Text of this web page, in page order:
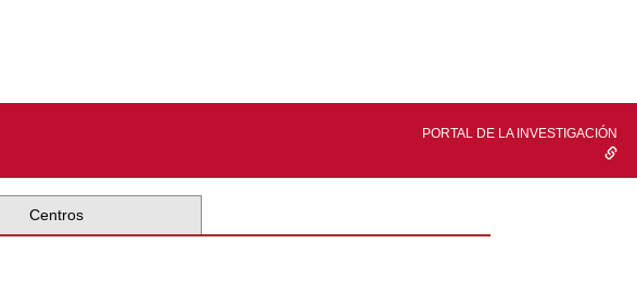
PORTAL DE LA INVESTIGACIÓN
Centros